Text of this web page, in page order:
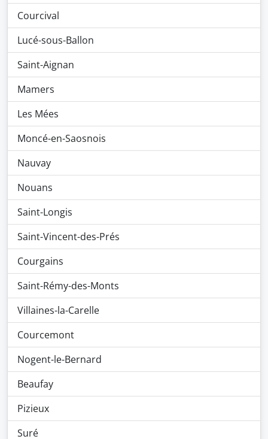
Courcival
Lucé-sous-Ballon
Saint-Aignan
Mamers
Les Mées
Moncé-en-Saosnois
Nauvay
Nouans
Saint-Longis
Saint-Vincent-des-Prés
Courgains
Saint-Rémy-des-Monts
Villaines-la-Carelle
Courcemont
Nogent-le-Bernard
Beaufay
Pizieux
Suré